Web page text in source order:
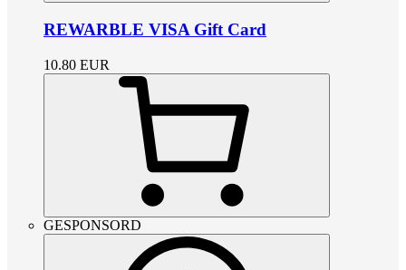
REWARBLE VISA Gift Card
10.80 EUR
GESPONSORD